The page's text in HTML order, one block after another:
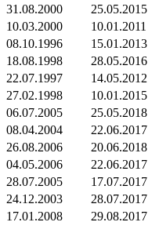
31.08.2000
25.05.2015
10.03.2000
10.01.2011
08.10.1996
15.01.2013
18.08.1998
28.05.2016
22.07.1997
14.05.2012
27.02.1998
10.01.2015
06.07.2005
25.05.2018
08.04.2004
22.06.2017
26.08.2006
20.06.2018
04.05.2006
22.06.2017
28.07.2005
17.07.2017
24.12.2003
28.07.2017
17.01.2008 29.08.2017